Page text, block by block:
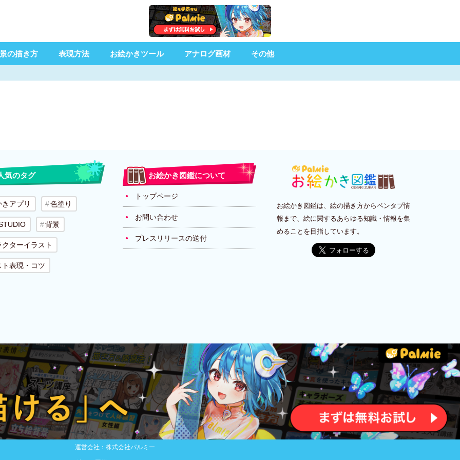
の描き方 表現方法 お絵かきツール アナログ画材 その他
気のタグ
アプリ 色塗り
背景
ターイラスト
ト表現・コツ
お絵かき図鑑について
トップページ
お問い合わせ
プレスリリースの送付
お絵かき図鑑は、絵の描き方からペンタブ情
報まで、絵に関するあらゆる知識・情報を集
めることを目指しています。
運営会社：株式会社パルミー